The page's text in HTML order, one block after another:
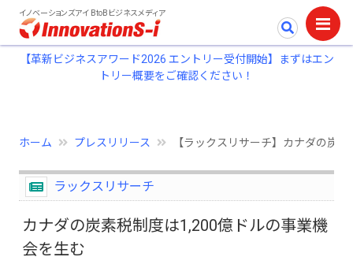
イノベーションズアイ BtoBビジネスメディア
【革新ビジネスアワード2026 エントリー受付開始】まずはエン
トリー概要をご確認ください！
ホーム プレスリリース 【ラックスリサーチ】カナダの炭
ラックスリサーチ
カナダの炭素税制度は1,200億ドルの事業機
会を生む